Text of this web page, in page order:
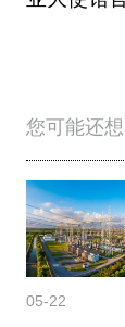
您可能还
05-22